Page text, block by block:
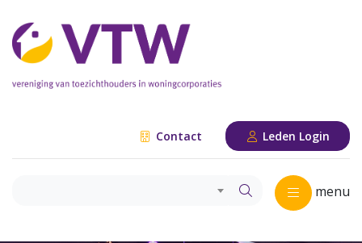
Contact Leden Login
menu